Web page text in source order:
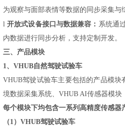
为观察与面部表情等数据的同步采集与
l 开放式设备接口与数据兼容： 系统通
内数据进行同步分析，支持定制开发。
三、产品模块
1、VHUB自然驾驶试验车
VHUB驾驶试验车主要包括的产品模块
境数据采集系统、VHUB AI传感器模
每个模块下均包含一系列高精度传感器
（1）VHUB驾驶试验车